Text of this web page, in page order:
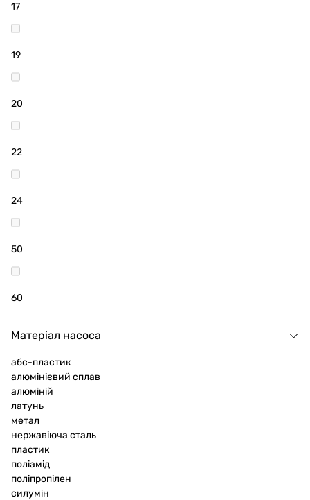
17
19
20
22
24
50
60
Матеріал насоса
абс-пластик
алюмінієвий сплав
алюміній
латунь
метал
нержавіюча сталь
пластик
поліамід
поліпропілен
силумін